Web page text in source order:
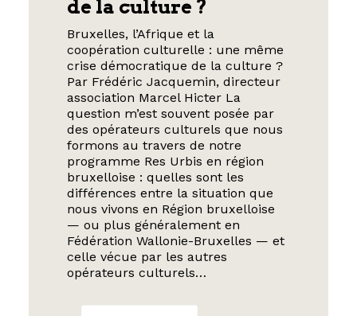
de la culture ?
Bruxelles, l’Afrique et la
coopération culturelle : une même
crise démocratique de la culture ?
Par Frédéric Jacquemin, directeur
association Marcel Hicter La
question m’est souvent posée par
des opérateurs culturels que nous
formons au travers de notre
programme Res Urbis en région
bruxelloise : quelles sont les
différences entre la situation que
nous vivons en Région bruxelloise
— ou plus généralement en
Fédération Wallonie-Bruxelles — et
celle vécue par les autres
opérateurs culturels…